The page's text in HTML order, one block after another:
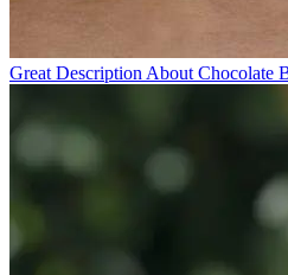
Great Description About Chocolate